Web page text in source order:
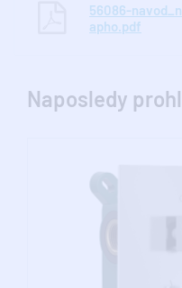
56086-
apho.pdf
Naposledy